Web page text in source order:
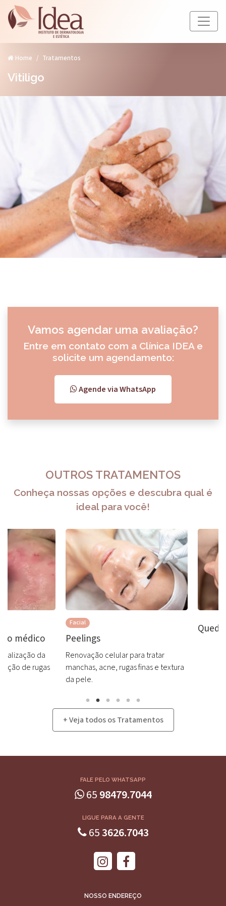
Home Tratamentos
Vitiligo
Vamos agendar uma avaliação?
Entre em contato com a Clínica IDEA e
solicite um agendamento:
Agende via WhatsApp
OUTROS TRATAMENTOS
Conheça nossas opções e descubra qual é
ideal para você!
médico
da
de rugas
Facial
Peelings
Renovação celular para tratar
manchas, acne, rugas finas e textura
da pele.
+ Veja todos os Tratamentos
FALE PELO WHATSAPP
6598479.7044
LIGUE PARA A GENTE
653626.7043
NOSSO ENDEREÇO